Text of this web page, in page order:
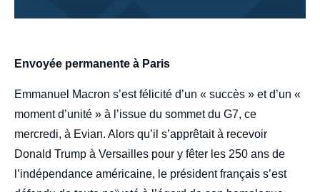
body
Envoyée permanente à Paris
Emmanuel Macron s’est félicité d’un « succès » et d’un «
moment d’unité » à l’issue du sommet du G7, ce
mercredi, à Evian. Alors qu’il s’apprêtait à recevoir
Donald Trump à Versailles pour y fêter les 250 ans de
l’indépendance américaine, le président français s’est